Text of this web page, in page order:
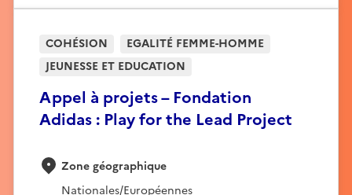
Appel à projets – Fondation
Adidas : Play for the Lead Project
COHÉSION
EGALITÉ FEMME-HOMME
JEUNESSE ET EDUCATION
Zone géographique
Nationales/Européennes